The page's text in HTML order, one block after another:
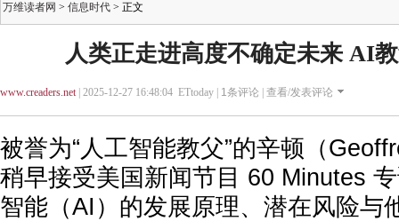
万维读者网 > 信息时代 > 正文
人类正走进高度不确定未来 AI
www.creaders.net| 2025-12-27 16:48:04 ETtoday | 1条评论 | 查看/发表评论
被誉为“人工智能教父”的辛顿（
稍早接受美国新闻节目 60 Minutes
智能（AI）的发展原理、潜在风险与